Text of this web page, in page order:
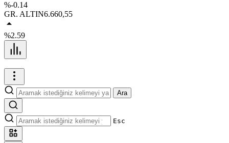
%-0.14
GR. ALTIN6.660,55
%2.59
Ara
Esc